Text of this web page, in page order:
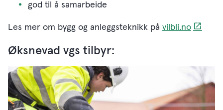
god til å samarbeide
Les mer om bygg og anleggsteknikk på vilbli.no
Øksnevad vgs tilbyr: